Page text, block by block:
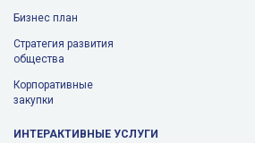
Бизнес план
Стратегия развития
общества
Корпоративные
закупки
ИНТЕРАКТИВНЫЕ УСЛУГИ